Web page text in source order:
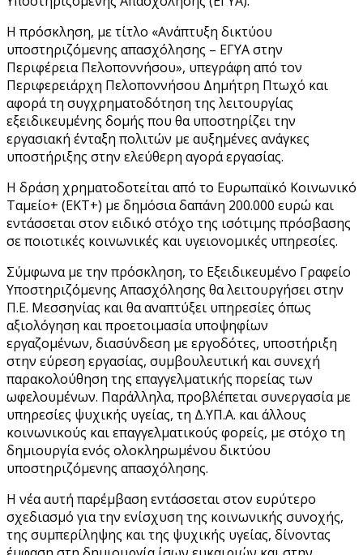
Η πρόσκληση, με τίτλο «Ανάπτυξη δικτύου
υποστηριζόμενης απασχόλησης – ΕΓΥΑ στην
Περιφέρεια Πελοποννήσου», υπεγράφη από τον
Περιφερειάρχη Πελοποννήσου Δημήτρη Πτωχό και
αφορά τη συγχρηματοδότηση της λειτουργίας
εξειδικευμένης δομής που θα υποστηρίζει την
εργασιακή ένταξη πολιτών με αυξημένες ανάγκες
υποστήριξης στην ελεύθερη αγορά εργασίας.
Η δράση χρηματοδοτείται από το Ευρωπαϊκό Κοινωνικό
Ταμείο+ (ΕΚΤ+) με δημόσια δαπάνη 200.000 ευρώ και
εντάσσεται στον ειδικό στόχο της ισότιμης πρόσβασης
σε ποιοτικές κοινωνικές και υγειονομικές υπηρεσίες.
Σύμφωνα με την πρόσκληση, το Εξειδικευμένο Γραφείο
Υποστηριζόμενης Απασχόλησης θα λειτουργήσει στην
Π.Ε. Μεσσηνίας και θα αναπτύξει υπηρεσίες όπως
αξιολόγηση και προετοιμασία υποψηφίων
εργαζομένων, διασύνδεση με εργοδότες, υποστήριξη
στην εύρεση εργασίας, συμβουλευτική και συνεχή
παρακολούθηση της επαγγελματικής πορείας των
ωφελουμένων. Παράλληλα, προβλέπεται συνεργασία με
υπηρεσίες ψυχικής υγείας, τη Δ.ΥΠ.Α. και άλλους
κοινωνικούς και επαγγελματικούς φορείς, με στόχο τη
δημιουργία ενός ολοκληρωμένου δικτύου
υποστηριζόμενης απασχόλησης.
Η νέα αυτή παρέμβαση εντάσσεται στον ευρύτερο
σχεδιασμό για την ενίσχυση της κοινωνικής συνοχής,
της συμπερίληψης και της ψυχικής υγείας, δίνοντας